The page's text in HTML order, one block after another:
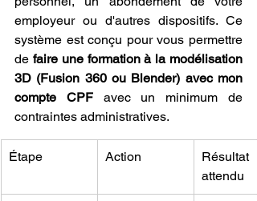
employeur ou d'autres dispositifs. Ce
système est conçu pour vous permettre
de faire une formation à la modélisation
3D (Fusion 360 ou Blender) avec mon
compte CPF avec un minimum de
contraintes administratives.
Étape Action
Résultat
attendu